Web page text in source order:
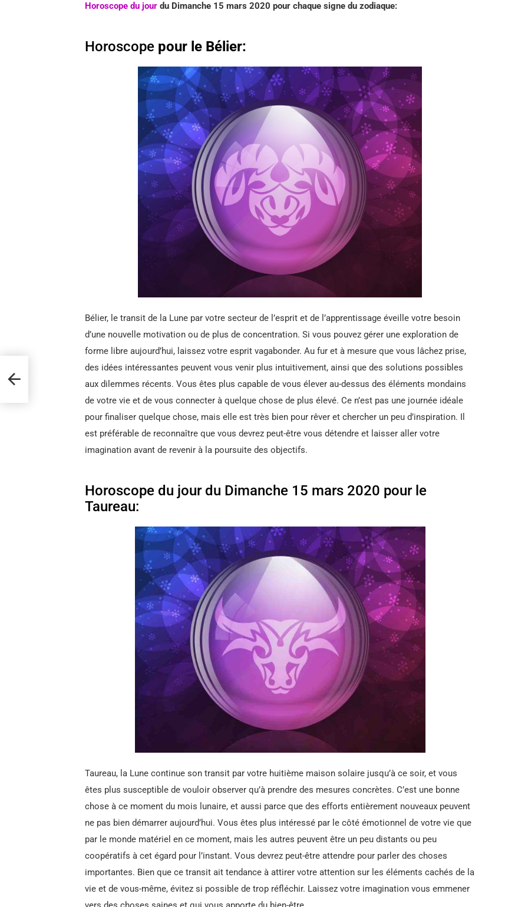
Horoscope du jour du Dimanche 15 mars 2020 pour chaque signe du zodiaque:
Horoscope pour le Bélier:
Bélier, le transit de la Lune par votre secteur de l’esprit et de l’apprentissage éveille votre besoin
d’une nouvelle motivation ou de plus de concentration. Si vous pouvez gérer une exploration de
forme libre aujourd’hui, laissez votre esprit vagabonder. Au fur et à mesure que vous lâchez prise,
des idées intéressantes peuvent vous venir plus intuitivement, ainsi que des solutions possibles
aux dilemmes récents. Vous êtes plus capable de vous élever au-dessus des éléments mondains
de votre vie et de vous connecter à quelque chose de plus élevé. Ce n’est pas une journée idéale
pour finaliser quelque chose, mais elle est très bien pour rêver et chercher un peu d’inspiration. Il
est préférable de reconnaître que vous devrez peut-être vous détendre et laisser aller votre
imagination avant de revenir à la poursuite des objectifs.
Horoscope du jour du Dimanche 15 mars 2020 pour le
Taureau:
Taureau, la Lune continue son transit par votre huitième maison solaire jusqu’à ce soir, et vous
êtes plus susceptible de vouloir observer qu’à prendre des mesures concrètes. C’est une bonne
chose à ce moment du mois lunaire, et aussi parce que des efforts entièrement nouveaux peuvent
ne pas bien démarrer aujourd’hui. Vous êtes plus intéressé par le côté émotionnel de votre vie que
par le monde matériel en ce moment, mais les autres peuvent être un peu distants ou peu
coopératifs à cet égard pour l’instant. Vous devrez peut-être attendre pour parler des choses
importantes. Bien que ce transit ait tendance à attirer votre attention sur les éléments cachés de la
vie et de vous-même, évitez si possible de trop réfléchir. Laissez votre imagination vous emmener